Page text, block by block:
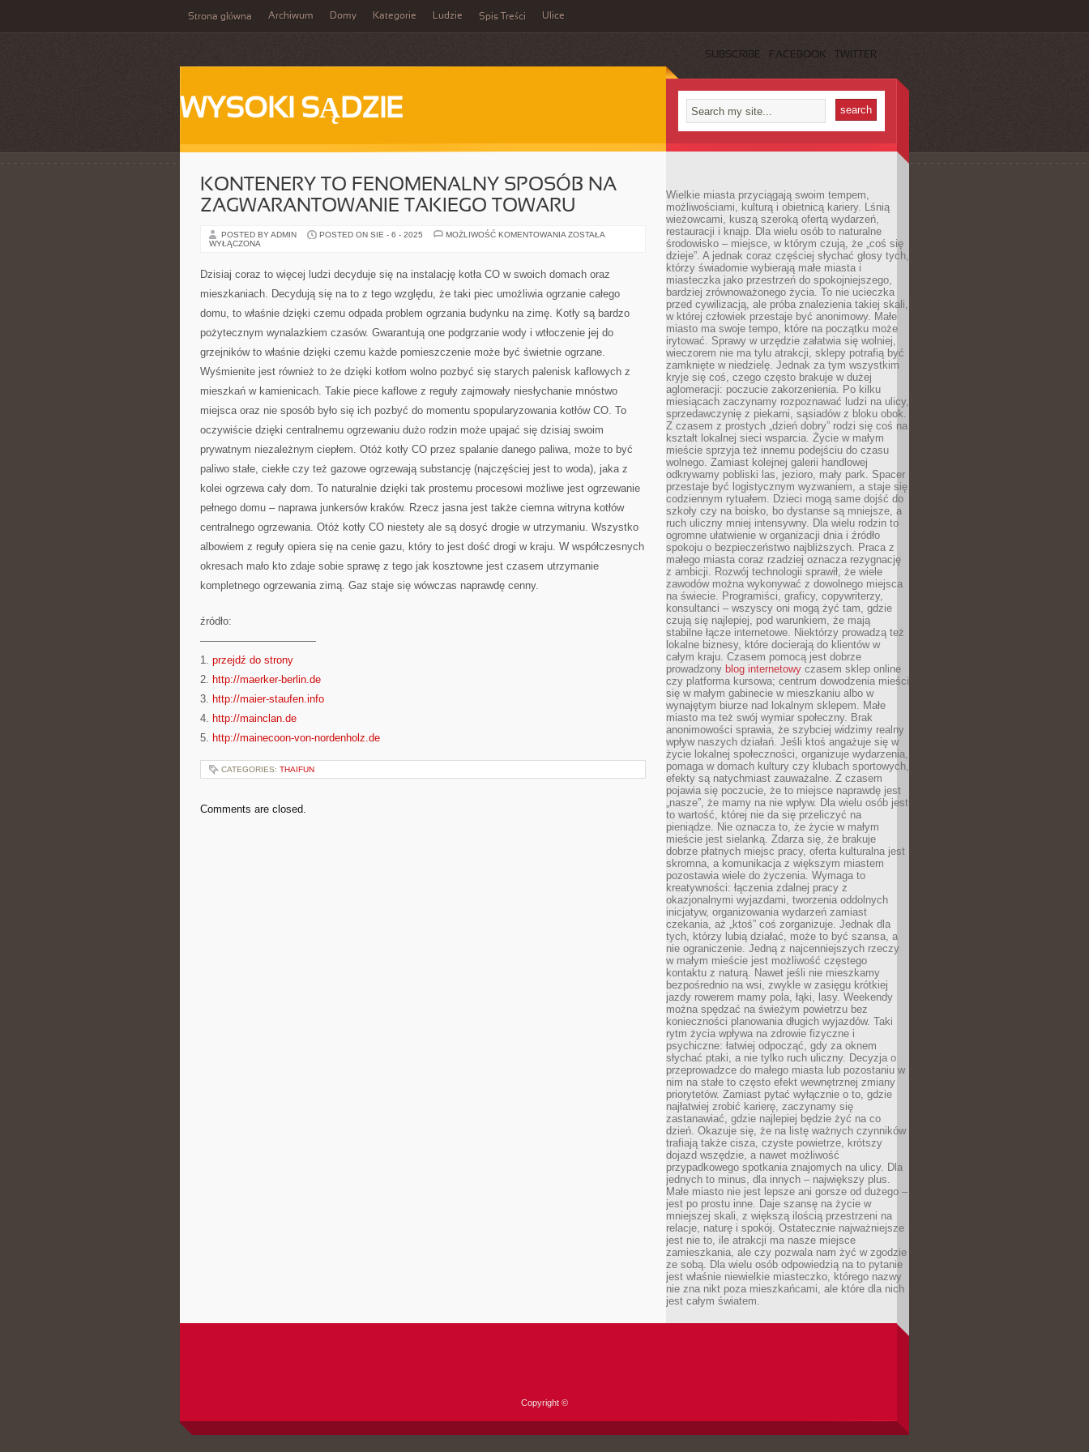
Strona główna Archiwum Domy Kategorie Ludzie Spis Treści Ulice
SUBSCRIBE FACEBOOK TWITTER
WYSOKI SĄDZIE
KONTENERY TO FENOMENALNY SPOSÓB NA
ZAGWARANTOWANIE TAKIEGO TOWARU
POSTED BY ADMIN POSTED ON SIE - 6 - 2025 MOŻLIWOŚĆ KOMENTOWANIA KONTENERY
ZAGWARANTOWANIE
TOWARU
ZOSTAŁA
WYŁĄCZONA
Dzisiaj coraz to więcej ludzi decyduje się na instalację kotła CO w swoich domach oraz
mieszkaniach. Decydują się na to z tego względu, że taki piec umożliwia ogrzanie całego
domu, to właśnie dzięki czemu odpada problem ogrzania budynku na zimę. Kotły są bardzo
pożytecznym wynalazkiem czasów. Gwarantują one podgrzanie wody i wtłoczenie jej do
grzejników to właśnie dzięki czemu każde pomieszczenie może być świetnie ogrzane.
Wyśmienite jest również to że dzięki kotłom wolno pozbyć się starych palenisk kaflowych z
mieszkań w kamienicach. Takie piece kaflowe z reguły zajmowały niesłychanie mnóstwo
miejsca oraz nie sposób było się ich pozbyć do momentu spopularyzowania kotłów CO. To
oczywiście dzięki centralnemu ogrzewaniu dużo rodzin może upajać się dzisiaj swoim
prywatnym niezależnym ciepłem. Otóż kotły CO przez spalanie danego paliwa, może to być
paliwo stałe, ciekłe czy też gazowe ogrzewają substancję (najczęściej jest to woda), jaka z
kolei ogrzewa cały dom. To naturalnie dzięki tak prostemu procesowi możliwe jest ogrzewanie
pełnego domu – naprawa junkersów kraków. Rzecz jasna jest także ciemna witryna kotłów
centralnego ogrzewania. Otóż kotły CO niestety ale są dosyć drogie w utrzymaniu. Wszystko
albowiem z reguły opiera się na cenie gazu, który to jest dość drogi w kraju. W współczesnych
okresach mało kto zdaje sobie sprawę z tego jak kosztowne jest czasem utrzymanie
kompletnego ogrzewania zimą. Gaz staje się wówczas naprawdę cenny.
źródło:
———————————
1. przejdź do strony
2. http://maerker-berlin.de
3. http://maier-staufen.info
4. http://mainclan.de
5. http://mainecoon-von-nordenholz.de
CATEGORIES: THAIFUN
Comments are closed.
Wielkie miasta przyciągają swoim tempem,
możliwościami, kulturą i obietnicą kariery. Lśnią
wieżowcami, kuszą szeroką ofertą wydarzeń,
restauracji i knajp. Dla wielu osób to naturalne
środowisko – miejsce, w którym czują, że „coś się
dzieje”. A jednak coraz częściej słychać głosy tych,
którzy świadomie wybierają małe miasta i
miasteczka jako przestrzeń do spokojniejszego,
bardziej zrównoważonego życia. To nie ucieczka
przed cywilizacją, ale próba znalezienia takiej skali,
w której człowiek przestaje być anonimowy. Małe
miasto ma swoje tempo, które na początku może
irytować. Sprawy w urzędzie załatwia się wolniej,
wieczorem nie ma tylu atrakcji, sklepy potrafią być
zamknięte w niedzielę. Jednak za tym wszystkim
kryje się coś, czego często brakuje w dużej
aglomeracji: poczucie zakorzenienia. Po kilku
miesiącach zaczynamy rozpoznawać ludzi na ulicy,
sprzedawczynię z piekarni, sąsiadów z bloku obok.
Z czasem z prostych „dzień dobry” rodzi się coś na
kształt lokalnej sieci wsparcia. Życie w małym
mieście sprzyja też innemu podejściu do czasu
wolnego. Zamiast kolejnej galerii handlowej
odkrywamy pobliski las, jezioro, mały park. Spacer
przestaje być logistycznym wyzwaniem, a staje się
codziennym rytuałem. Dzieci mogą same dojść do
szkoły czy na boisko, bo dystanse są mniejsze, a
ruch uliczny mniej intensywny. Dla wielu rodzin to
ogromne ułatwienie w organizacji dnia i źródło
spokoju o bezpieczeństwo najbliższych. Praca z
małego miasta coraz rzadziej oznacza rezygnację
z ambicji. Rozwój technologii sprawił, że wiele
zawodów można wykonywać z dowolnego miejsca
na świecie. Programiści, graficy, copywriterzy,
konsultanci – wszyscy oni mogą żyć tam, gdzie
czują się najlepiej, pod warunkiem, że mają
stabilne łącze internetowe. Niektórzy prowadzą też
lokalne biznesy, które docierają do klientów w
całym kraju. Czasem pomocą jest dobrze
prowadzony blog internetowy czasem sklep online
czy platforma kursowa; centrum dowodzenia mieści
się w małym gabinecie w mieszkaniu albo w
wynajętym biurze nad lokalnym sklepem. Małe
miasto ma też swój wymiar społeczny. Brak
anonimowości sprawia, że szybciej widzimy realny
wpływ naszych działań. Jeśli ktoś angażuje się w
życie lokalnej społeczności, organizuje wydarzenia,
pomaga w domach kultury czy klubach sportowych,
efekty są natychmiast zauważalne. Z czasem
pojawia się poczucie, że to miejsce naprawdę jest
„nasze”, że mamy na nie wpływ. Dla wielu osób jest
to wartość, której nie da się przeliczyć na
pieniądze. Nie oznacza to, że życie w małym
mieście jest sielanką. Zdarza się, że brakuje
dobrze płatnych miejsc pracy, oferta kulturalna jest
skromna, a komunikacja z większym miastem
pozostawia wiele do życzenia. Wymaga to
kreatywności: łączenia zdalnej pracy z
okazjonalnymi wyjazdami, tworzenia oddolnych
inicjatyw, organizowania wydarzeń zamiast
czekania, aż „ktoś” coś zorganizuje. Jednak dla
tych, którzy lubią działać, może to być szansa, a
nie ograniczenie. Jedną z najcenniejszych rzeczy
w małym mieście jest możliwość częstego
kontaktu z naturą. Nawet jeśli nie mieszkamy
bezpośrednio na wsi, zwykle w zasięgu krótkiej
jazdy rowerem mamy pola, łąki, lasy. Weekendy
można spędzać na świeżym powietrzu bez
konieczności planowania długich wyjazdów. Taki
rytm życia wpływa na zdrowie fizyczne i
psychiczne: łatwiej odpocząć, gdy za oknem
słychać ptaki, a nie tylko ruch uliczny. Decyzja o
przeprowadzce do małego miasta lub pozostaniu w
nim na stałe to często efekt wewnętrznej zmiany
priorytetów. Zamiast pytać wyłącznie o to, gdzie
najłatwiej zrobić karierę, zaczynamy się
zastanawiać, gdzie najlepiej będzie żyć na co
dzień. Okazuje się, że na listę ważnych czynników
trafiają także cisza, czyste powietrze, krótszy
dojazd wszędzie, a nawet możliwość
przypadkowego spotkania znajomych na ulicy. Dla
jednych to minus, dla innych – największy plus.
Małe miasto nie jest lepsze ani gorsze od dużego –
jest po prostu inne. Daje szansę na życie w
mniejszej skali, z większą ilością przestrzeni na
relacje, naturę i spokój. Ostatecznie najważniejsze
jest nie to, ile atrakcji ma nasze miejsce
zamieszkania, ale czy pozwala nam żyć w zgodzie
ze sobą. Dla wielu osób odpowiedzią na to pytanie
jest właśnie niewielkie miasteczko, którego nazwy
nie zna nikt poza mieszkańcami, ale które dla nich
jest całym światem.
Copyright ©